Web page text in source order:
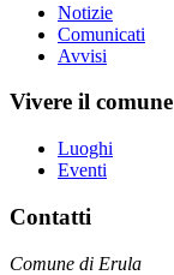
Notizie
Comunicati
Avvisi
Vivere il comune
Luoghi
Eventi
Contatti
Comune di Erula